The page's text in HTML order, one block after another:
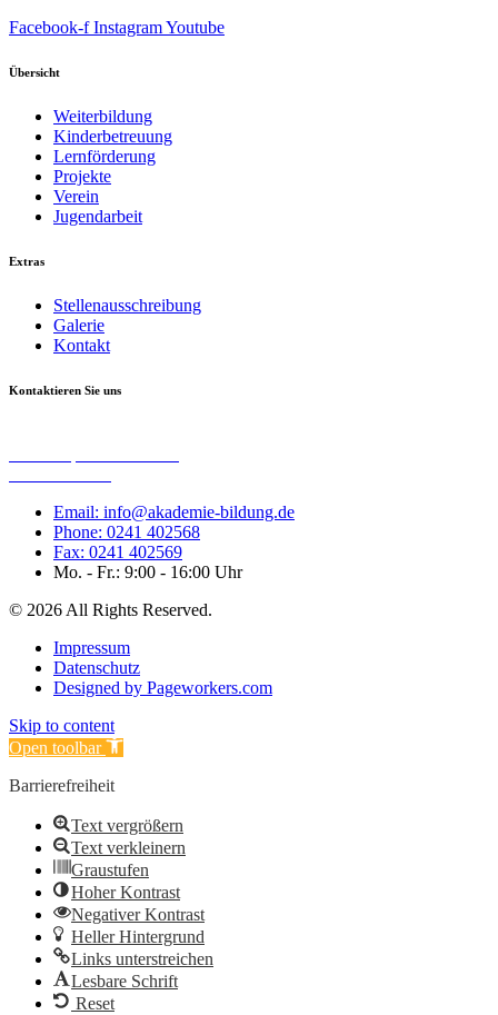
Facebook-f InstagramYoutube
Übersicht
Weiterbildung
Kinderbetreuung
Lernförderung
Projekte
Verein
Jugendarbeit
Extras
Stellenausschreibung
Galerie
Kontakt
Kontaktieren Sie uns
Email: info@akademie-bildung.de
Phone: 0241 402568
Fax: 0241 402569
Mo. - Fr.: 9:00 - 16:00 Uhr
© 2026 All Rights Reserved.
Impressum
Datenschutz
Designed by Pageworkers.com
Skip to content
Open toolbar
Barrierefreiheit
Text vergrößern
Text verkleinern
Graustufen
Hoher Kontrast
Negativer Kontrast
Heller Hintergrund
Links unterstreichen
Lesbare Schrift
Reset